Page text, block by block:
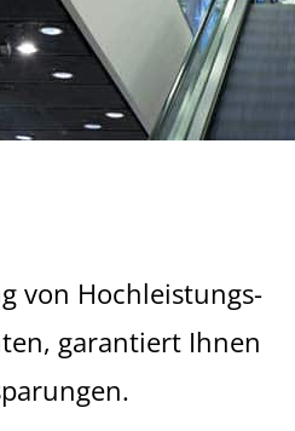
von Hochleistungs-
garantiert Ihnen